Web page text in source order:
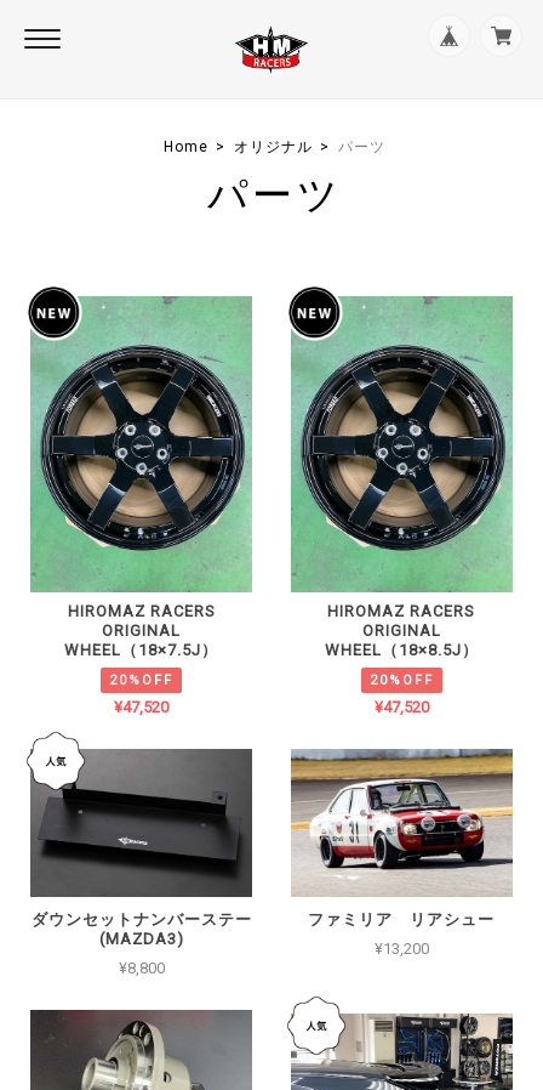
Home オリジナル パーツ
パーツ
HIROMAZ RACERS
ORIGINAL
WHEEL（18×7.5J）
20%OFF
¥47,520
HIROMAZ RACERS
ORIGINAL
WHEEL（18×8.5J）
20%OFF
¥47,520
ダウンセットナンバーステー
(MAZDA3)
¥8,800
ファミリア リアシュー
¥13,200